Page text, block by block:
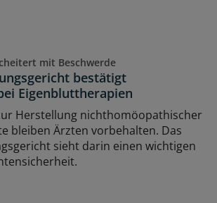
mit Beschwerde
bestätigt
Eigenbluttherapien
Herstellung nichthomöopathischer
bleiben Ärzten vorbehalten. Das
sieht darin einen wichtigen